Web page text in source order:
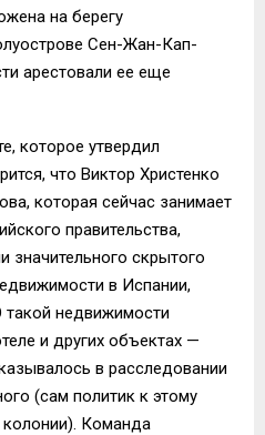
на берегу
Сен-Жан-Кап-
арестовали ее еще
которое утвердил
что Виктор Христенко
которая сейчас занимает
правительства,
значительного скрытого
в Испании,
такой недвижимости
и других объектах —
в расследовании
(сам политик к этому
Команда